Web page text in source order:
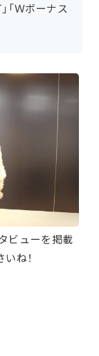
「Ｗボーナス
ビューを掲載
ね！